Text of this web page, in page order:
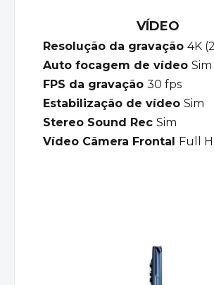
VÍDEO
Resolução da gravação 4K
Auto focagem de vídeo Sim
FPS da gravação 30 fps
Estabilização de vídeo Sim
Stereo Sound Rec Sim
Vídeo Câmera Frontal
Full